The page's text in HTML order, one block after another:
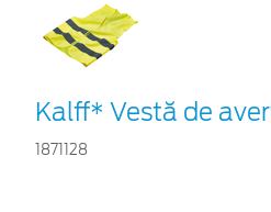
Kalff* Vestă de
1871128